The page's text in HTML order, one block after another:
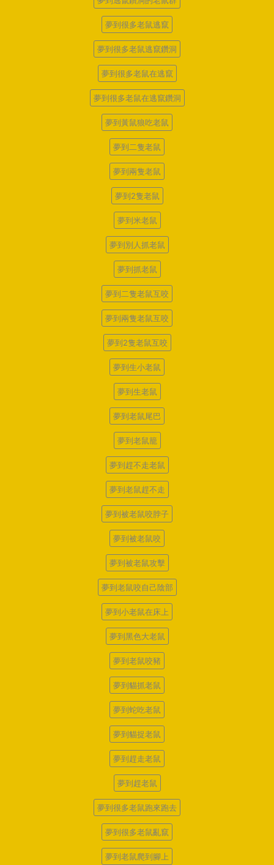
夢到很多老鼠逃竄
夢到很多老鼠逃竄鑽洞
夢到很多老鼠在逃竄
夢到很多老鼠在逃竄鑽洞
夢到黃鼠狼吃老鼠
夢到二隻老鼠
夢到兩隻老鼠
夢到2隻老鼠
夢到米老鼠
夢到別人抓老鼠
夢到抓老鼠
夢到二隻老鼠互咬
夢到兩隻老鼠互咬
夢到2隻老鼠互咬
夢到生小老鼠
夢到生老鼠
夢到老鼠尾巴
夢到老鼠籠
夢到趕不走老鼠
夢到老鼠趕不走
夢到被老鼠咬脖子
夢到被老鼠咬
夢到被老鼠攻擊
夢到老鼠咬自己陰部
夢到小老鼠在床上
夢到黑色大老鼠
夢到老鼠咬豬
夢到貓抓老鼠
夢到蛇吃老鼠
夢到貓捉老鼠
夢到趕走老鼠
夢到趕老鼠
夢到很多老鼠跑來跑去
夢到很多老鼠亂竄
夢到老鼠爬到腳上